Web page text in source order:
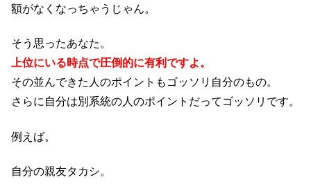
額がなくなっちゃうじゃん。
そう思ったあなた。
上位にいる時点で圧倒的に有利ですよ。
その並んできた人のポイントもゴッソリ自分のもの。
さらに自分は別系統の人のポイントだってゴッソリです。
例えば。
自分の親友タカシ。